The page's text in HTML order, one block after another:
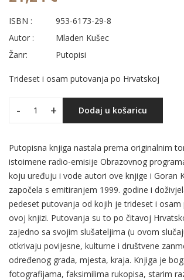
ISBN :
953-6173-29-8
Autor :
Mladen Kušec
Žanr:
Putopisi
Trideset i osam putovanja po Hrvatskoj
- + Dodaj u košaricu
Putopisna knjiga nastala prema originalnim
istoimene radio-emisije Obrazovnog
koju uređuju i vode autori ove knjige i Goran
započela s emitiranjem 1999. godine i
pedeset putovanja od kojih je trideset i osam
ovoj knjizi. Putovanja su to po čitavoj
zajedno sa svojim slušateljima (u ovom
otkrivaju povijesne, kulturne i društvene
određenog grada, mjesta, kraja. Knjiga je
fotografijama, faksimilima rukopisa, starim